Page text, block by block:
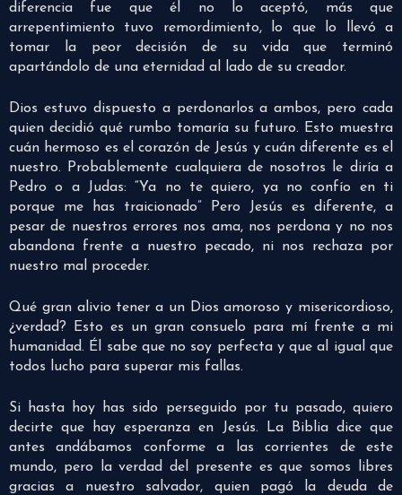
diferencia fue que él no lo aceptó, más que
arrepentimiento tuvo remordimiento, lo que lo llevó a
tomar la peor decisión de su vida que terminó
apartándolo de una eternidad al lado de su creador.
Dios estuvo dispuesto a perdonarlos a ambos, pero cada
quien decidió qué rumbo tomaría su futuro. Esto muestra
cuán hermoso es el corazón de Jesús y cuán diferente es el
nuestro. Probablemente cualquiera de nosotros le diría a
Pedro o a Judas: “Ya no te quiero, ya no confío en ti
porque me has traicionado” Pero Jesús es diferente, a
pesar de nuestros errores nos ama, nos perdona y no nos
abandona frente a nuestro pecado, ni nos rechaza por
nuestro mal proceder.
Qué gran alivio tener a un Dios amoroso y misericordioso,
¿verdad? Esto es un gran consuelo para mí frente a mi
humanidad. Él sabe que no soy perfecta y que al igual que
todos lucho para superar mis fallas.
Si hasta hoy has sido perseguido por tu pasado, quiero
decirte que hay esperanza en Jesús. La Biblia dice que
antes andábamos conforme a las corrientes de este
mundo, pero la verdad del presente es que somos libres
gracias a nuestro salvador, quien pagó la deuda de